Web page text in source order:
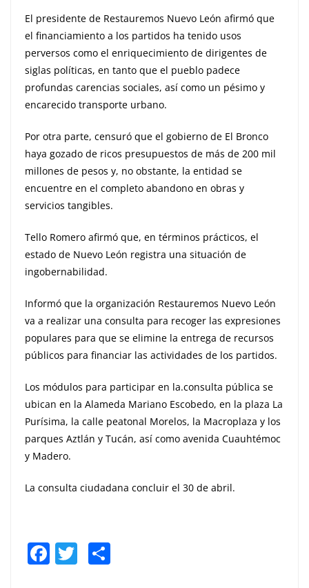
El presidente de Restauremos Nuevo León afirmó que
el financiamiento a los partidos ha tenido usos
perversos como el enriquecimiento de dirigentes de
siglas políticas, en tanto que el pueblo padece
profundas carencias sociales, así como un pésimo y
encarecido transporte urbano.
Por otra parte, censuró que el gobierno de El Bronco
haya gozado de ricos presupuestos de más de 200 mil
millones de pesos y, no obstante, la entidad se
encuentre en el completo abandono en obras y
servicios tangibles.
Tello Romero afirmó que, en términos prácticos, el
estado de Nuevo León registra una situación de
ingobernabilidad.
Informó que la organización Restauremos Nuevo León
va a realizar una consulta para recoger las expresiones
populares para que se elimine la entrega de recursos
públicos para financiar las actividades de los partidos.
Los módulos para participar en la.consulta pública se
ubican en la Alameda Mariano Escobedo, en la plaza La
Purísima, la calle peatonal Morelos, la Macroplaza y los
parques Aztlán y Tucán, así como avenida Cuauhtémoc
y Madero.
La consulta ciudadana concluir el 30 de abril.
F T